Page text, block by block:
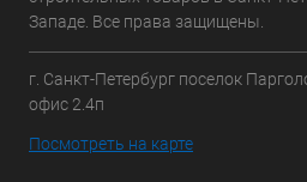
Западе. Все права защищены.
г. Санкт-Петербург поселок
офис 2.4п
Посмотреть на карте